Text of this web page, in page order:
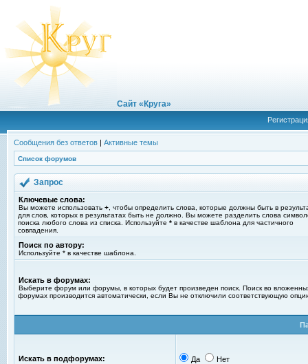
Сайт «Круга»
Сообщения без ответов | Активные темы
Список форумов
Запрос
Ключевые слова:
Вы можете использовать + , чтобы определить слова, которые должны быть в
для слов, которых в результатах быть не должно. Вы можете разделить слова
поиска любого слова из списка. Используйте * в качестве шаблона для частичного
совпадения.
Поиск по автору:
Используйте * в качестве шаблона.
Искать в форумах:
Выберите форум или форумы, в которых будет произведен поиск. Поиск во
форумах производится автоматически, если Вы не отключили соответствующую
Искать в подфорумах: Да Нет